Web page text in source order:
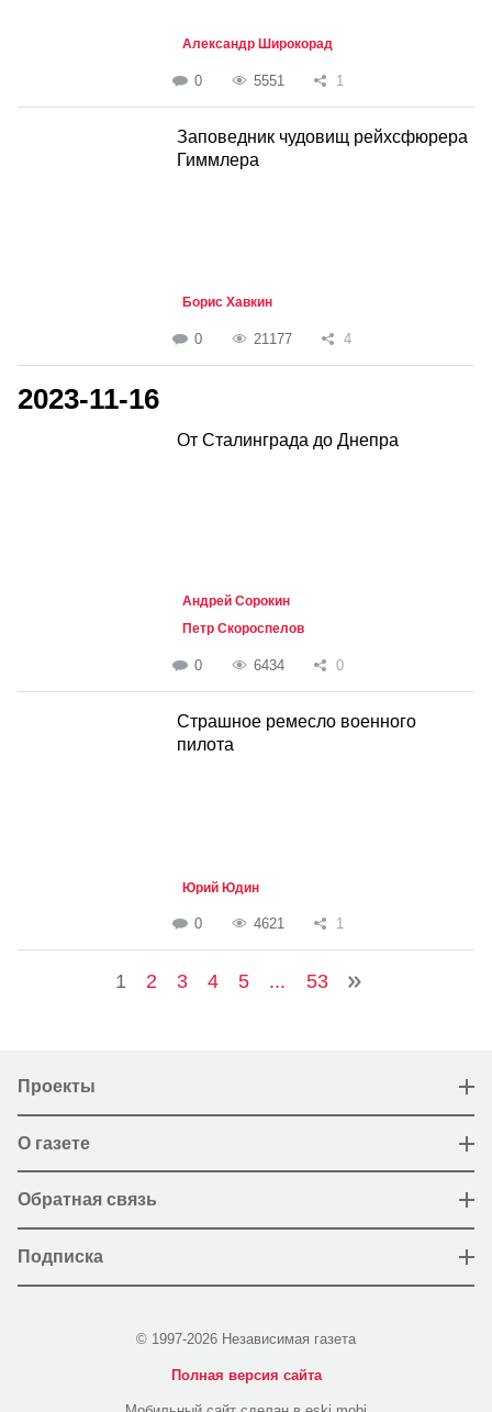
Александр Широкорад
0 5551 1
Заповедник чудовищ рейхсфюрера
Гиммлера
Борис Хавкин
0 21177 4
2023-11-16
От Сталинграда до Днепра
Андрей Сорокин
Петр Скороспелов
0 6434 0
Страшное ремесло военного
пилота
Юрий Юдин
0 4621 1
1 2 3 4 5 ... 53
Проекты
О газете
Обратная связь
Подписка
© 1997-2026 Независимая газета
Полная версия сайта